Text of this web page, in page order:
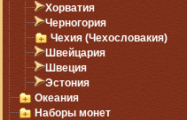
Хорватия
Черногория
Чехия (Чехословакия)
Швейцария
Швеция
Эстония
Океания
Наборы монет